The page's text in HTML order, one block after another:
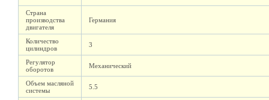
Страна
производства
двигателя
Германия
Количество
цилиндров
3
Регулятор
оборотов
Механический
Объем масляной
системы
5.5